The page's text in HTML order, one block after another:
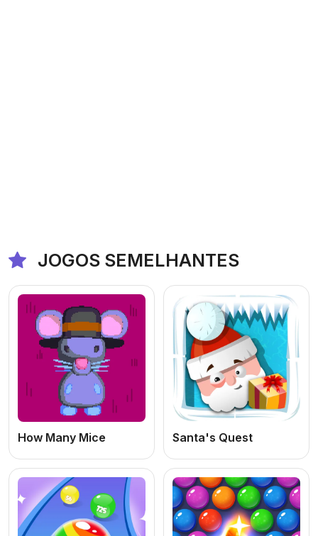
JOGOS SEMELHANTES
How Many Mice Santa's Quest